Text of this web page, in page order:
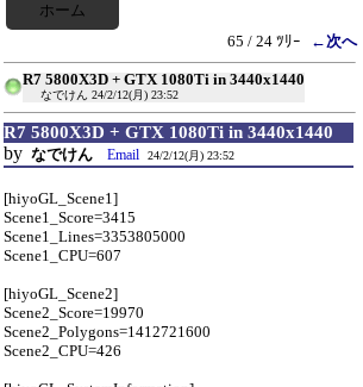
ホーム
65 / 24 ﾂﾘｰ
←次へ
R7 5800X3D + GTX 1080Ti in 3440x1440
なでけん 24/2/12(月) 23:52
R7 5800X3D + GTX 1080Ti in 3440x1440
by なでけん Email 24/2/12(月) 23:52
[hiyoGL_Scene1]
Scene1_Score=3415
Scene1_Lines=3353805000
Scene1_CPU=607
[hiyoGL_Scene2]
Scene2_Score=19970
Scene2_Polygons=1412721600
Scene2_CPU=426